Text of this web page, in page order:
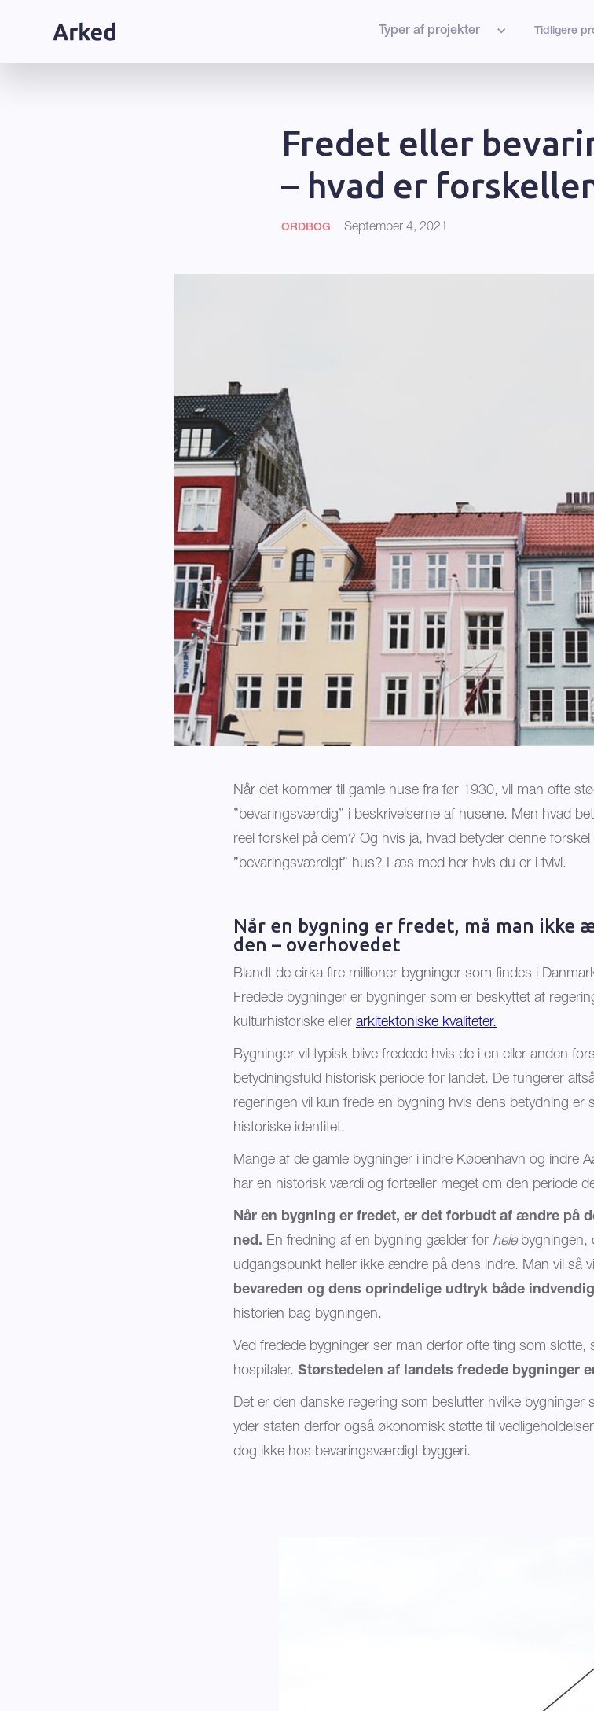
Typer af projekter Tidligere
Fredet eller
– hvad er
ORDBOG September 4, 2021
Når det kommer til gamle huse fra før 1930, vil man ofte
”bevaringsværdig” i beskrivelserne af husene. Men hvad
reel forskel på dem? Og hvis ja, hvad betyder denne
”bevaringsværdigt” hus? Læs med her hvis du er i tvivl.
Når en bygning er fredet, må man ikke
den – overhovedet
Blandt de cirka fire millioner bygninger som findes i
Fredede bygninger er bygninger som er beskyttet af
kulturhistoriske eller arkitektoniske kvaliteter.
Bygninger vil typisk blive fredede hvis de i en eller anden
betydningsfuld historisk periode for landet. De fungerer
regeringen vil kun frede en bygning hvis dens betydning er
historiske identitet.
Mange af de gamle bygninger i indre København og indre
har en historisk værdi og fortæller meget om den periode
Når en bygning er fredet, er det forbudt af ændre på
ned. En fredning af en bygning gælder for hele bygningen,
udgangspunkt heller ikke ændre på dens indre. Man vil så
bevareden og dens oprindelige udtryk både
historien bag bygningen.
Ved fredede bygninger ser man derfor ofte ting som slotte,
hospitaler. Størstedelen af landets fredede bygninger
Det er den danske regering som beslutter hvilke
yder staten derfor også økonomisk støtte til
dog ikke hos bevaringsværdigt byggeri.